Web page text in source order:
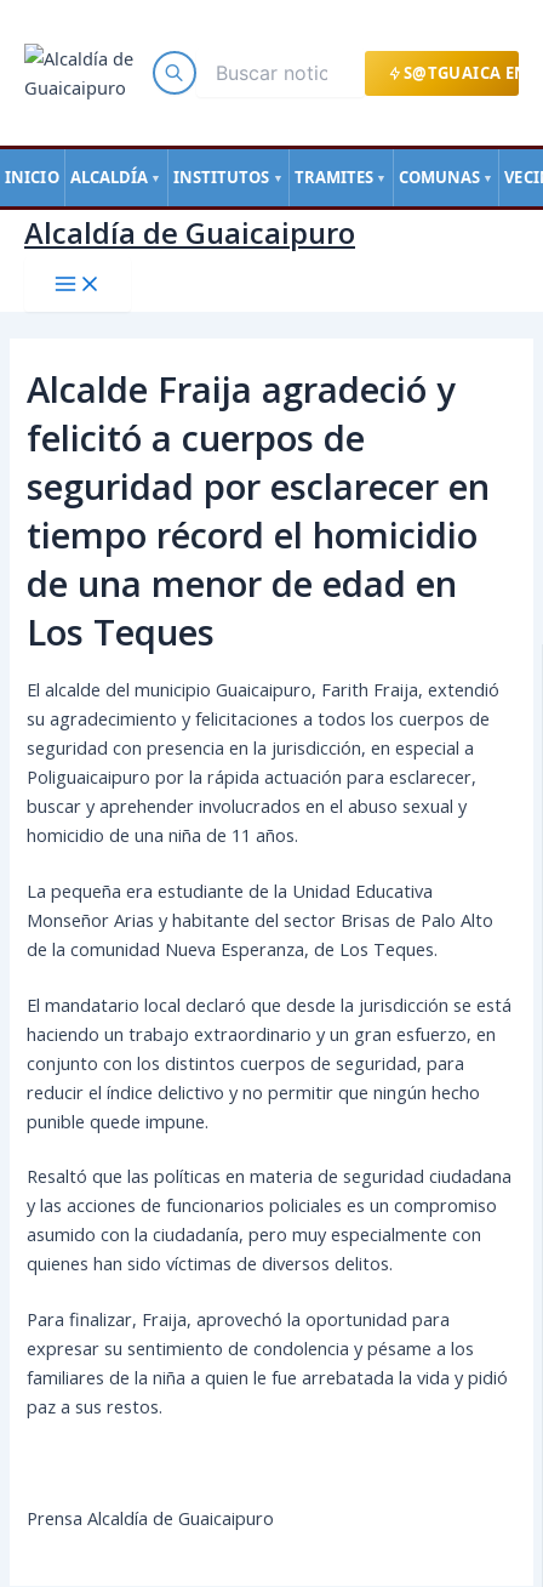
S@TGUAICA EN
INICIO ALCALDÍA ▼ INSTITUTOS ▼ TRAMITES ▼ COMUNAS ▼
contenido
Alcaldía de Guaicaipuro
Alcalde Fraija agradeció y
felicitó a cuerpos de
seguridad por esclarecer en
tiempo récord el homicidio
de una menor de edad en
Los Teques
El alcalde del municipio Guaicaipuro, Farith Fraija, extendió
su agradecimiento y felicitaciones a todos los cuerpos de
seguridad con presencia en la jurisdicción, en especial a
Poliguaicaipuro por la rápida actuación para esclarecer,
buscar y aprehender involucrados en el abuso sexual y
homicidio de una niña de 11 años.
La pequeña eraestudiante de la Unidad Educativa
Monseñor Arias y habitante del sector Brisas de Palo Alto
de la comunidad Nueva Esperanza, de Los Teques.
El mandatario local declaró que desde la jurisdicción se está
haciendo un trabajo extraordinario y un gran esfuerzo, en
conjunto con los distintos cuerpos de seguridad, para
reducir el índice delictivo y no permitir que ningún hecho
punible quede impune.
Resaltó que las políticas en materia de seguridad ciudadana
y las acciones de funcionarios policiales es un compromiso
asumido con la ciudadanía, pero muy especialmente con
quienes han sido víctimas de diversos delitos.
Para finalizar, Fraija, aprovechó la oportunidad para
expresar su sentimiento de condolencia y pésame a los
familiares de la niña a quien le fue arrebatada la vida y pidió
paz a sus restos.
Prensa Alcaldía de Guaicaipuro
de
entradas